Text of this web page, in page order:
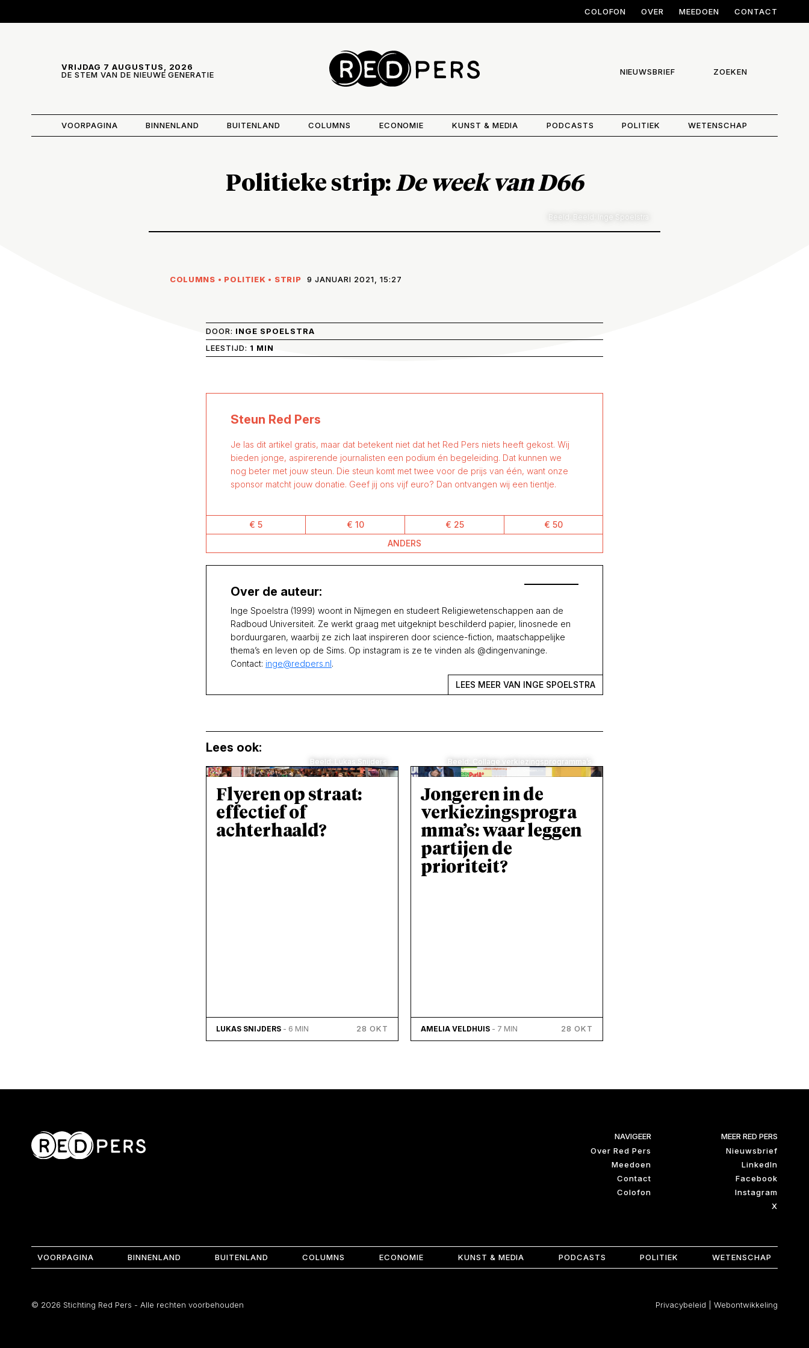
COLOFON OVER MEEDOEN CONTACT
VRIJDAG 7 AUGUSTUS, 2026
DE STEM VAN DE NIEUWE GENERATIE
NIEUWSBRIEF ZOEKEN
VOORPAGINA BINNENLAND BUITENLAND COLUMNS ECONOMIE KUNST & MEDIA PODCASTS POLITIEK WETENSCHAP
Politieke strip: De week van D66
Beeld: Beeld: Inge Spoelstra
COLUMNS • POLITIEK • STRIP 9 JANUARI 2021, 15:27
DOOR: INGE SPOELSTRA
LEESTIJD: 1 MIN
Steun Red Pers
Je las dit artikel gratis, maar dat betekent niet dat het Red Pers niets heeft gekost. Wij
bieden jonge, aspirerende journalisten een podium én begeleiding. Dat kunnen we
nog beter met jouw steun. Die steun komt met twee voor de prijs van één, want onze
sponsor matcht jouw donatie. Geef jij ons vijf euro? Dan ontvangen wij een tientje.
€ 5 € 10 € 25
€ 50
ANDERS
Over de auteur:
Inge Spoelstra (1999) woont in Nijmegen en studeert Religiewetenschappen aan de
Radboud Universiteit. Ze werkt graag met uitgeknipt beschilderd papier, linosnede en
borduurgaren, waarbij ze zich laat inspireren door science-fiction, maatschappelijke
thema’s en leven op de Sims. Op instagram is ze te vinden als @dingenvaninge.
Contact: inge@redpers.nl.
LEES MEER VAN INGE SPOELSTRA
Lees ook:
Beeld: Lukas Snijders
Flyeren op straat:
effectief of
achterhaald?
LUKAS SNIJDERS - 6 MIN 28 OKT
Beeld: Collage verkiezingsprogramma’s
Jongeren in de
verkiezingsprogra
mma’s: waar leggen
partijen de
prioriteit?
AMELIA VELDHUIS - 7 MIN 28 OKT
NAVIGEER
Over Red Pers
Meedoen
Contact
Colofon
MEER RED PERS
Nieuwsbrief
LinkedIn
Facebook
Instagram
X
VOORPAGINA BINNENLAND BUITENLAND COLUMNS ECONOMIE KUNST & MEDIA PODCASTS POLITIEK WETENSCHAP
© 2026 Stichting Red Pers - Alle rechten voorbehouden Privacybeleid Webontwikkeling